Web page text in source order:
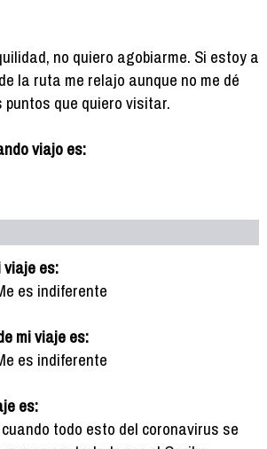
no quiero agobiarme. Si estoy a
la ruta me relajo aunque no me dé
puntos que quiero visitar.
viajo es:
viaje es:
es indiferente
mi viaje es:
es indiferente
es:
todo esto del coronavirus se